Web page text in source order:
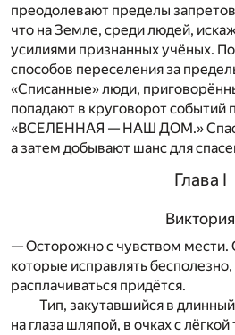
преодолевают пределы
что на Земле, среди людей,
усилиями признанных учёных.
способов переселения за
«Списанные» люди,
попадают в круговорот событий
«ВСЕЛЕННАЯ — НАШ ДОМ.»
а затем добывают шанс для
Глава I
Виктория
— Осторожно с чувством
которые исправлять
расплачиваться придётся.
Тип, закутавшийся в
на глаза шляпой, в очках с